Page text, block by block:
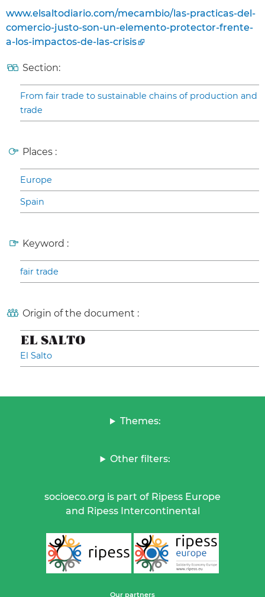
www.elsaltodiario.com/mecambio/las-practicas-del-
comercio-justo-son-un-elemento-protector-frente-
a-los-impactos-de-las-crisis
Section:
From fair trade to sustainable chains of production and
trade
Places :
Europe
Spain
Keyword :
fair trade
Origin of the document :
El Salto
Themes:
Other filters:
socioeco.org is part of Ripess Europe
and Ripess Intercontinental
Our partners